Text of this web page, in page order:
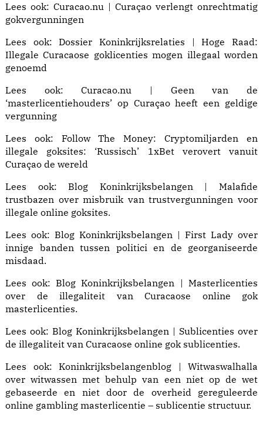
Lees ook: Curacao.nu | Curaçao verlengt onrechtmatig
gokvergunningen
Lees ook: Dossier Koninkrijksrelaties | Hoge Raad:
Illegale Curacaose goklicenties mogen illegaal worden
genoemd
Lees ook: Curacao.nu | Geen van de
‘masterlicentiehouders’ op Curaçao heeft een geldige
vergunning
Lees ook: Follow The Money: Cryptomiljarden en
illegale goksites: ‘Russisch’ 1xBet verovert vanuit
Curaçao de wereld
Lees ook: Blog Koninkrijksbelangen | Malafide
trustbazen over misbruik van trustvergunningen voor
illegale online goksites.
Lees ook: Blog Koninkrijksbelangen | First Lady over
innige banden tussen politici en de georganiseerde
misdaad.
Lees ook: Blog Koninkrijksbelangen | Masterlicenties
over de illegaliteit van Curacaose online gok
masterlicenties.
Lees ook: Blog Koninkrijksbelangen | Sublicenties over
de illegaliteit van Curacaose online gok sublicenties.
Lees ook: Koninkrijksbelangenblog | Witwaswalhalla
over witwassen met behulp van een niet op de wet
gebaseerde en niet door de overheid gereguleerde
online gambling masterlicentie – sublicentie structuur.